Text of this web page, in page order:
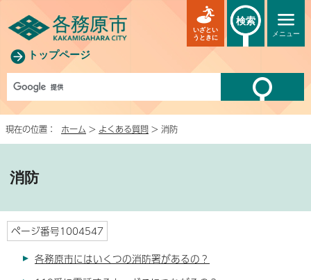
トップページ
メニュー
いざとい
うときに
検索
現在の位置： ホーム > よくある質問 > 消防
消防
ページ番号1004547
各務原市にはいくつの消防署があるの？